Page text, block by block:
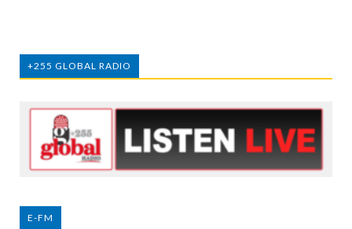
+255 GLOBAL RADIO
E-FM